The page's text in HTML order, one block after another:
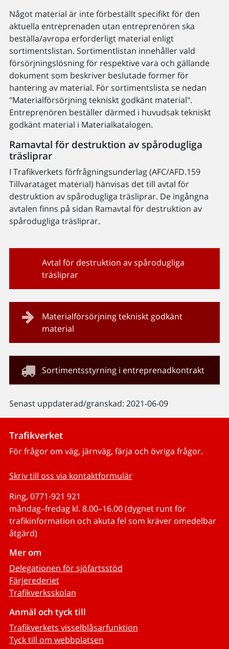
Något material är inte förbeställt specifikt för den
aktuella entreprenaden utan entreprenören ska
beställa/avropa erforderligt material enligt
sortimentslistan. Sortimentlistan innehåller vald
försörjningslösning för respektive vara och gällande
dokument som beskriver beslutade former för
hantering av material. För sortimentslista se nedan
"Materialförsörjning tekniskt godkänt material".
Entreprenören beställer därmed i huvudsak tekniskt
godkänt material i Materialkatalogen.
Ramavtal för destruktion av spårodugliga
träsliprar
I Trafikverkets förfrågningsunderlag (AFC/AFD.159
Tillvarataget material) hänvisas det till avtal för
destruktion av spårodugliga träsliprar. De ingångna
avtalen finns på sidan Ramavtal för destruktion av
spårodugliga träsliprar.
Avtal för destruktion av spårodugliga
träsliprar
Materialförsörjning tekniskt godkänt
material
Sortimentsstyrning i entreprenadkontrakt
Senast uppdaterad/granskad: 2021-06-09
Trafikverket
För frågor om väg, järnväg, färja och övriga frågor.
Skriv till oss via kontaktformulär
Ring, 0771-921 921
måndag–fredag kl. 8.00–16.00 (dygnet runt för
trafikinformation och akuta fel som kräver omedelbar
åtgärd)
Mer om
Delegationen för sjöfartsstöd
Färjerederiet
Trafikverksskolan
Anmäl och tyck till
Trafikverkets visselblåsarfunktion
Tyck till om webbplatsen